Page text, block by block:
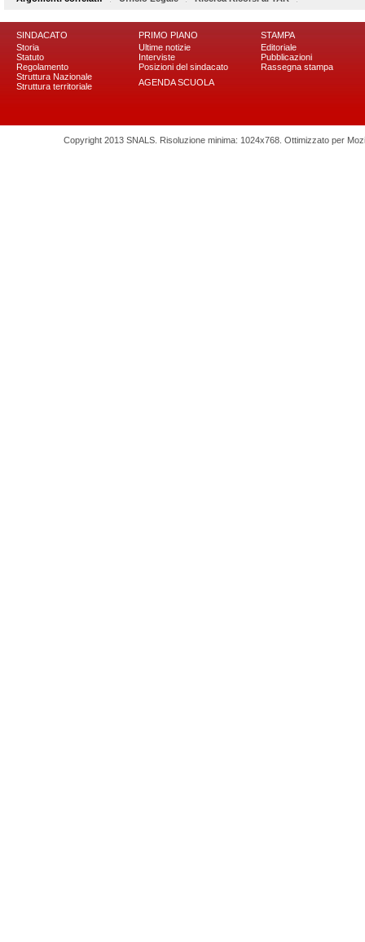
SINDACATO
Storia
Statuto
Regolamento
Struttura Nazionale
Struttura territoriale
PRIMO PIANO
Ultime notizie
Interviste
Posizioni del sindacato
AGENDA SCUOLA
STAMPA
Editoriale
Pubblicazioni
Rassegna stampa
Copyright 2013 SNALS. Risoluzione minima: 1024x768. Ottimizzato per